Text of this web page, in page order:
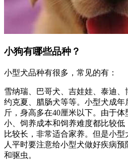
小狗有哪些品种？
小型犬品种有很多，常见的有：
雪纳瑞、巴哥犬、吉娃娃、泰迪、
约克夏、腊肠犬等等。小型犬成年
斤，身高多在40厘米以下。由于
小、饲养成本和饲养难度都比较
比较长，非常适合家养。但是小
人平时要注意给小型犬做好疾病
和驱虫。